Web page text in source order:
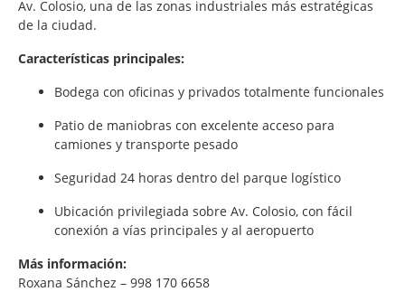
Av. Colosio, una de las zonas industriales más estratégicas
de la ciudad.
Características principales:
Bodega con oficinas y privados totalmente funcionales
Patio de maniobras con excelente acceso para
camiones y transporte pesado
Seguridad 24 horas dentro del parque logístico
Ubicación privilegiada sobre Av. Colosio, con fácil
conexión a vías principales y al aeropuerto
Más información:
Roxana Sánchez – 998 170 6658